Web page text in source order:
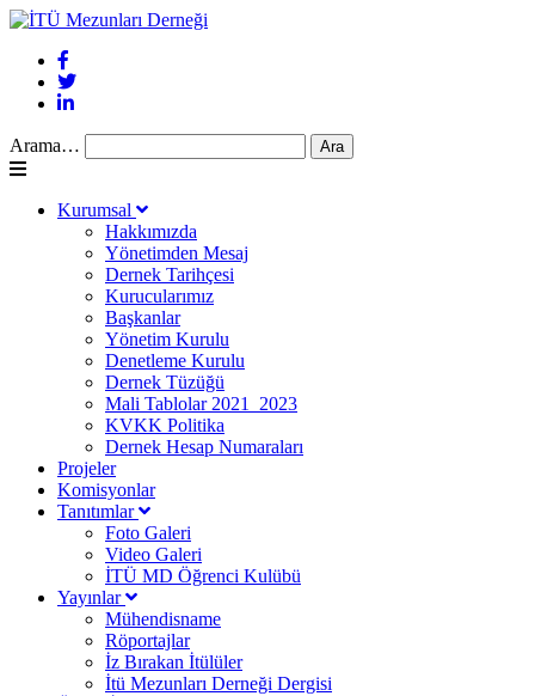
Arama…
Kurumsal
Hakkımızda
Yönetimden Mesaj
Dernek Tarihçesi
Kurucularımız
Başkanlar
Yönetim Kurulu
Denetleme Kurulu
Dernek Tüzüğü
Mali Tablolar 2021_2023
KVKK Politika
Dernek Hesap Numaraları
Projeler
Komisyonlar
Tanıtımlar
Foto Galeri
Video Galeri
İTÜ MD Öğrenci Kulübü
Yayınlar
Mühendisname
Röportajlar
İz Bırakan İtülüler
İtü Mezunları Derneği Dergisi